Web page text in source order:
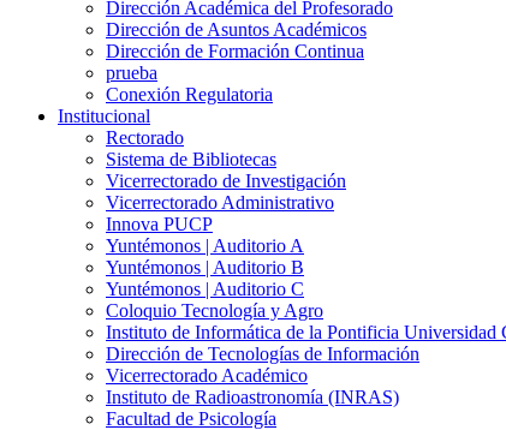
Dirección Académica del Profesorado
Dirección de Asuntos Académicos
Dirección de Formación Continua
prueba
Conexión Regulatoria
Institucional
Rectorado
Sistema de Bibliotecas
Vicerrectorado de Investigación
Vicerrectorado Administrativo
Innova PUCP
Yuntémonos | Auditorio A
Yuntémonos | Auditorio B
Yuntémonos | Auditorio C
Coloquio Tecnología y Agro
Instituto de Informática de la Pontificia Universidad
Dirección de Tecnologías de Información
Vicerrectorado Académico
Instituto de Radioastronomía (INRAS)
Facultad de Psicología